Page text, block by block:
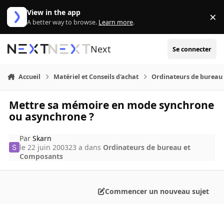
Aller au contenu
View in the app
A better way to browse. Learn more. ×
Next Se connecter
Accueil Matériel et Conseils d'achat Ordinateurs de bureau
Mettre sa mémoire en mode synchrone
ou asynchrone ?
ParSkarn
le 22 juin 200323 a dans Ordinateurs de bureau et
Composants
Commencer un nouveau sujet